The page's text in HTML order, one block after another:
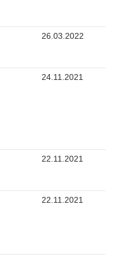
26.03.2022
24.11.2021
22.11.2021
22.11.2021